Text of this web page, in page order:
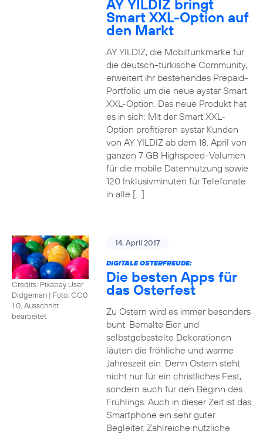
AY YILDIZ bringt
Smart XXL-Option auf
den Markt
AY YILDIZ, die Mobilfunkmarke für
die deutsch-türkische Community,
erweitert ihr bestehendes Prepaid-
Portfolio um die neue aystar Smart
XXL-Option. Das neue Produkt hat
es in sich: Mit der Smart XXL-
Option profitieren aystar Kunden
von AY YILDIZ ab dem 18. April von
ganzen 7 GB Highspeed-Volumen
für die mobile Datennutzung sowie
120 Inklusivminuten für Telefonate
in alle […]
Credits: Pixabay User
Didgeman | Foto: CC0
1.0, Ausschnitt
bearbeitet
14. April 2017
DIGITALE OSTERFREUDE:
Die besten Apps für
das Osterfest
Zu Ostern wird es immer besonders
bunt. Bemalte Eier und
selbstgebastelte Dekorationen
läuten die fröhliche und warme
Jahreszeit ein. Denn Ostern steht
nicht nur für ein christliches Fest,
sondern auch für den Beginn des
Frühlings. Auch in dieser Zeit ist das
Smartphone ein sehr guter
Begleiter. Zahlreiche nützliche